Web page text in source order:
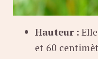
Hauteur :
et 60